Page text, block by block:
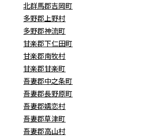
北群馬郡吉岡町
多野郡上野村
多野郡神流町
甘楽郡下仁田町
甘楽郡南牧村
甘楽郡甘楽町
吾妻郡中之条町
吾妻郡長野原町
吾妻郡嬬恋村
吾妻郡草津町
吾妻郡高山村